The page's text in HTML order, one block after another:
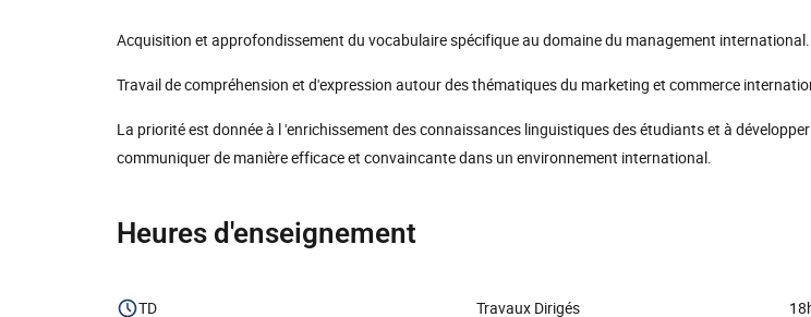
Acquisition et approfondissement du vocabulaire spécifique au domaine du management international.
Travail de compréhension et d'expression autour des thématiques du marketing et commerce
La priorité est donnée à l 'enrichissement des connaissances linguistiques des étudiants et à
communiquer de manière efficace et convaincante dans un environnement international.
Heures d'enseignement
TD Travaux Dirigés